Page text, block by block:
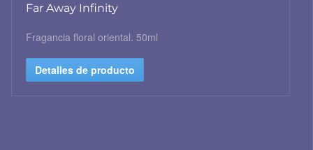
Far Away Infinity
Fragancia floral oriental. 50ml
Detalles de producto